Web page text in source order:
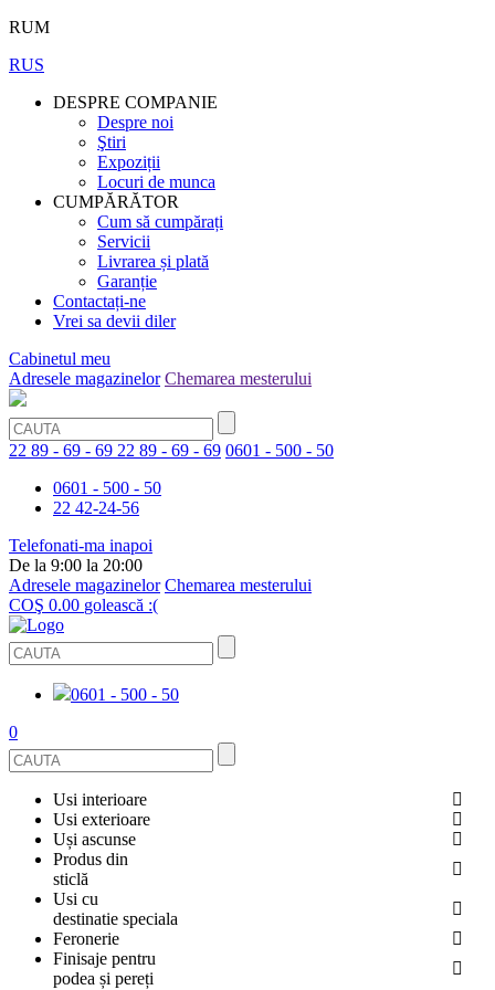
RUM
RUS
DESPRE COMPANIE
Despre noi
Ştiri
Expoziții
Locuri de munca
CUMPĂRĂTOR
Cum să cumpărați
Servicii
Livrarea și plată
Garanție
Contactați-ne
Vrei sa devii diler
Cabinetul meu
Adresele magazinelor Chemarea mesterului
22 89 - 69 - 69 22 89 - 69 - 69 0601 - 500 - 50
0601 - 500 - 50
22 42-24-56
Telefonati-ma inapoi
De la 9:00 la 20:00
Adresele magazinelor Chemarea mesterului
COŞ 0.00 golească :(
0601 - 500 - 50
0
Usi interioare
FURNIRUITE
SMALT
Usi exterioare
USI METALICE
PENTRU APARTAMENT
PENTRU CASA
Uși ascunse
OGLINDIT
GRESIE PORȚELANATĂ
Produs din
sticlă
BALUSTRADE ȘI TREPTE
CABINE DE DUȘ ȘI PEREȚI DESPĂRȚITORI
Usi cu
destinatie speciala
USI ANTIFOC (ANTIINCENDIU)
Feronerie
ACCESORII
Finisaje pentru
podea și pereți